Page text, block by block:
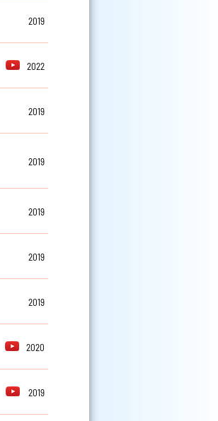
2019
2022
2019
2019
2019
2019
2019
2020
2019